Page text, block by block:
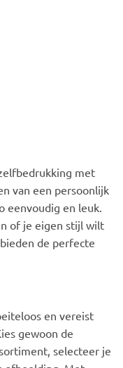
met
van een persoonlijk
eenvoudig en leuk.
of je eigen stijl wilt
de perfecte
en vereist
gewoon de
selecteer je